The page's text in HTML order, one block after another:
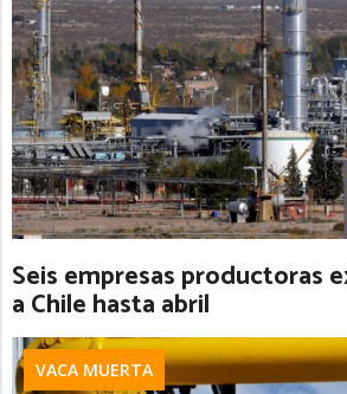
Seis empresas productoras
a Chile hasta abril
VACA MUERTA